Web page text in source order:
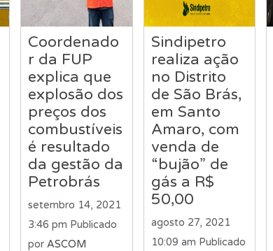
Coordenado
r da FUP
explica que
explosão dos
preços dos
combustíveis
é resultado
da gestão da
Petrobrás
setembro 14, 2021
3:46 pm Publicado
por ASCOM
Sindipetro
realiza ação
no Distrito
de São Brás,
em Santo
Amaro, com
venda de
“bujão” de
gás a R$
50,00
agosto 27, 2021
10:09 am Publicado